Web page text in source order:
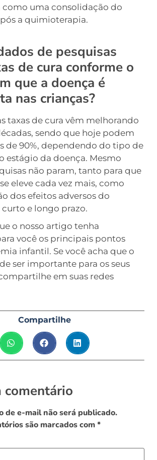
uma consolidação do
a quimioterapia.
de pesquisas
de cura conforme o
que a doença é
nas crianças?
taxas de cura vêm melhorando
sendo que hoje podem
de 90%, dependendo do tipo de
estágio da doença. Mesmo
não param, tanto para que
eleve cada vez mais, como
dos efeitos adversos do
e longo prazo.
o nosso artigo tenha
você os principais pontos
infantil. Se você acha que o
ser importante para os seus
em suas redes
Compartilhe
comentário
de e-mail não será publicado.
são marcados com*